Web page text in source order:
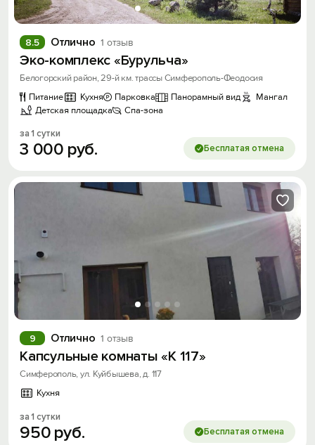
Отлично 1 отзыв
8.5
Эко-комплекс «Бурульча»
Белогорский район, 29-й км. трассы Симферополь-Феодосия
Питание
Кухня Парковка Панорамный вид
Мангал
Детская площадка
Спа-зона
за 1 сутки
3 000 руб. Бесплатая отмена
Отлично 1 отзыв
9
Капсульные комнаты «К 117»
Симферополь, ул. Куйбышева, д. 117
Кухня
за 1 сутки
950 руб. Бесплатая отмена